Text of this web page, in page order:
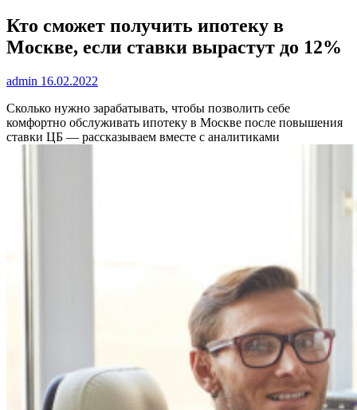
Кто сможет получить ипотеку в
Москве, если ставки вырастут до 12%
admin 16.02.2022
Сколько нужно зарабатывать, чтобы позволить себе
комфортно обслуживать ипотеку в Москве после повышения
ставки ЦБ — рассказываем вместе с аналитиками